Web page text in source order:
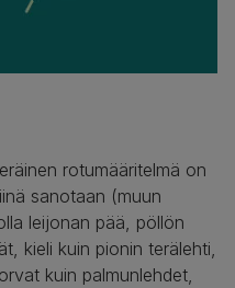
rotumääritelmä on
sanotaan (muun
leijonan pää, pöllön
kieli kuin pionin terälehti,
kuin palmunlehdet,